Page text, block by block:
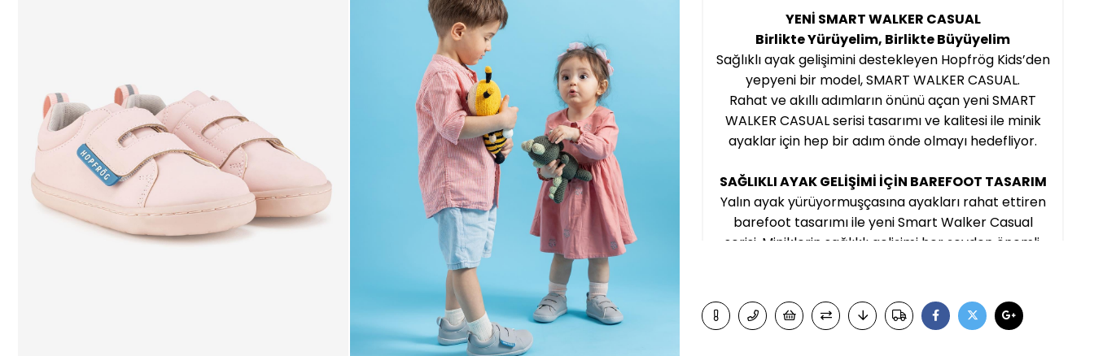
YENİ SMART WALKER CASUAL
Birlikte Yürüyelim, Birlikte Büyüyelim
Sağlıklı ayak gelişimini destekleyen Hopfrög Kids’den
yepyeni bir model, SMART WALKER CASUAL.
Rahat ve akıllı adımların önünü açan yeni SMART
WALKER CASUAL serisi tasarımı ve kalitesi ile minik
ayaklar için hep bir adım önde olmayı hedefliyor.
SAĞLIKLI AYAK GELİŞİMİ İÇİN BAREFOOT TASARIM
Yalın ayak yürüyormuşçasına ayakları rahat ettiren
barefoot tasarımı ile yeni Smart Walker Casual
serisi. Miniklerin sağlıklı gelişimi her şeyden önemli.
Miniklerin ayağını saran destek bölgelerinde dengeli
bir pedleme ile her noktada eşit basınç sağlar. Bilek